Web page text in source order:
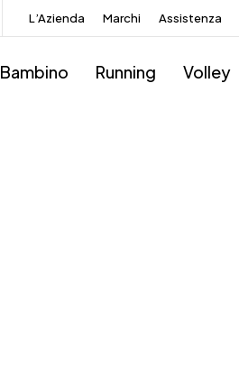
L’Azienda Marchi Assistenza
Bambino Running Volley